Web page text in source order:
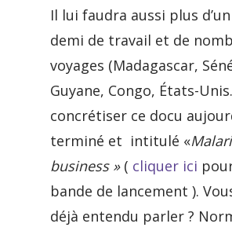
Il lui faudra aussi plus
demi de travail et de
voyages (Madagascar,
Guyane, Congo, États-
concrétiser ce docu
terminé et intitulé «
business »( cliquer ici
bande de lancement ).
déjà entendu parler ?